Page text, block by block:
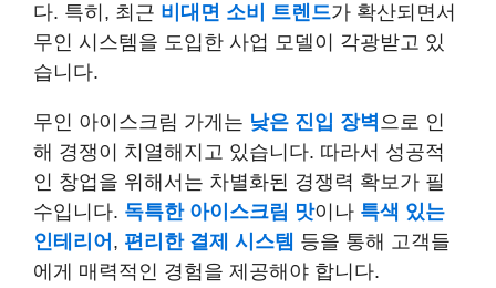
다. 특히, 최근 비대면 소비 트렌드가 확산되면서
무인 시스템을 도입한 사업 모델이 각광받고 있
습니다.
무인 아이스크림 가게는 낮은 진입 장벽으로 인
해 경쟁이 치열해지고 있습니다. 따라서 성공적
인 창업을 위해서는 차별화된 경쟁력 확보가 필
수입니다. 독특한 아이스크림 맛이나 특색 있는
인테리어 , 편리한 결제 시스템 등을 통해 고객들
에게 매력적인 경험을 제공해야 합니다.